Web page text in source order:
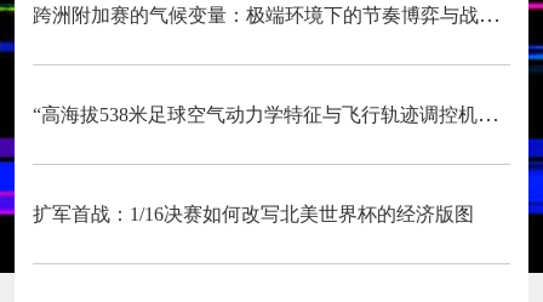
跨洲附加赛的气候变量：极端环境下的节奏博弈与战术自适应
“高海拔538米足球空气动力学特征与飞行轨迹调控机制——以2026世界杯BBVA球场为实证场景”
扩军首战：1/16决赛如何改写北美世界杯的经济版图